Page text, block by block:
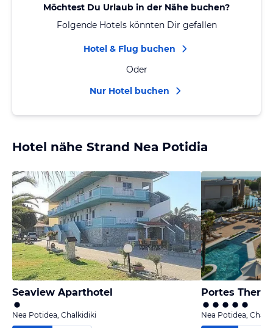
Möchtest Du Urlaub in der Nähe buchen?
Folgende Hotels könnten Dir gefallen
Hotel & Flug buchen
Oder
Nur Hotel buchen
Hotel nähe Strand Nea Potidia
Seaview Aparthotel
Nea Potidea, Chalkidiki
Portes Theros
Nea Potidea,